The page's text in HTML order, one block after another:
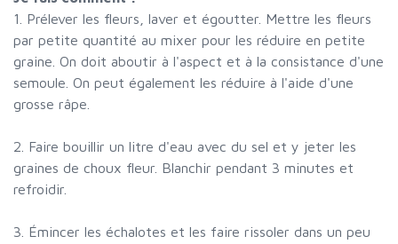
1. Prélever les fleurs, laver et égoutter. Mettre les fleurs
par petite quantité au mixer pour les réduire en petite
graine. On doit aboutir à l'aspect et à la consistance d'une
semoule. On peut également les réduire à l'aide d'une
grosse râpe.
2. Faire bouillir un litre d'eau avec du sel et y jeter les
graines de choux fleur. Blanchir pendant 3 minutes et
refroidir.
3. Émincer les échalotes et les faire rissoler dans un peu